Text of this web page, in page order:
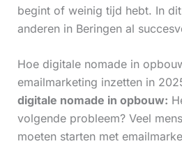
begint of weinig tijd hebt. In
anderen in Beringen al
Hoe digitale nomade in
emailmarketing inzetten in
digitale nomade in opbouw:
volgende probleem? Veel
moeten starten met